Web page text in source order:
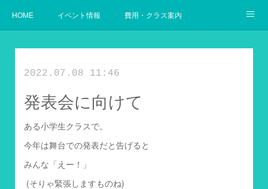
HOME イベント情報 費用・クラス案内
2022.07.08 11:46
発表会に向けて
ある小学生クラスで。
今年は舞台での発表だと告げると
みんな「えー！」
(そりゃ緊張しますものね)